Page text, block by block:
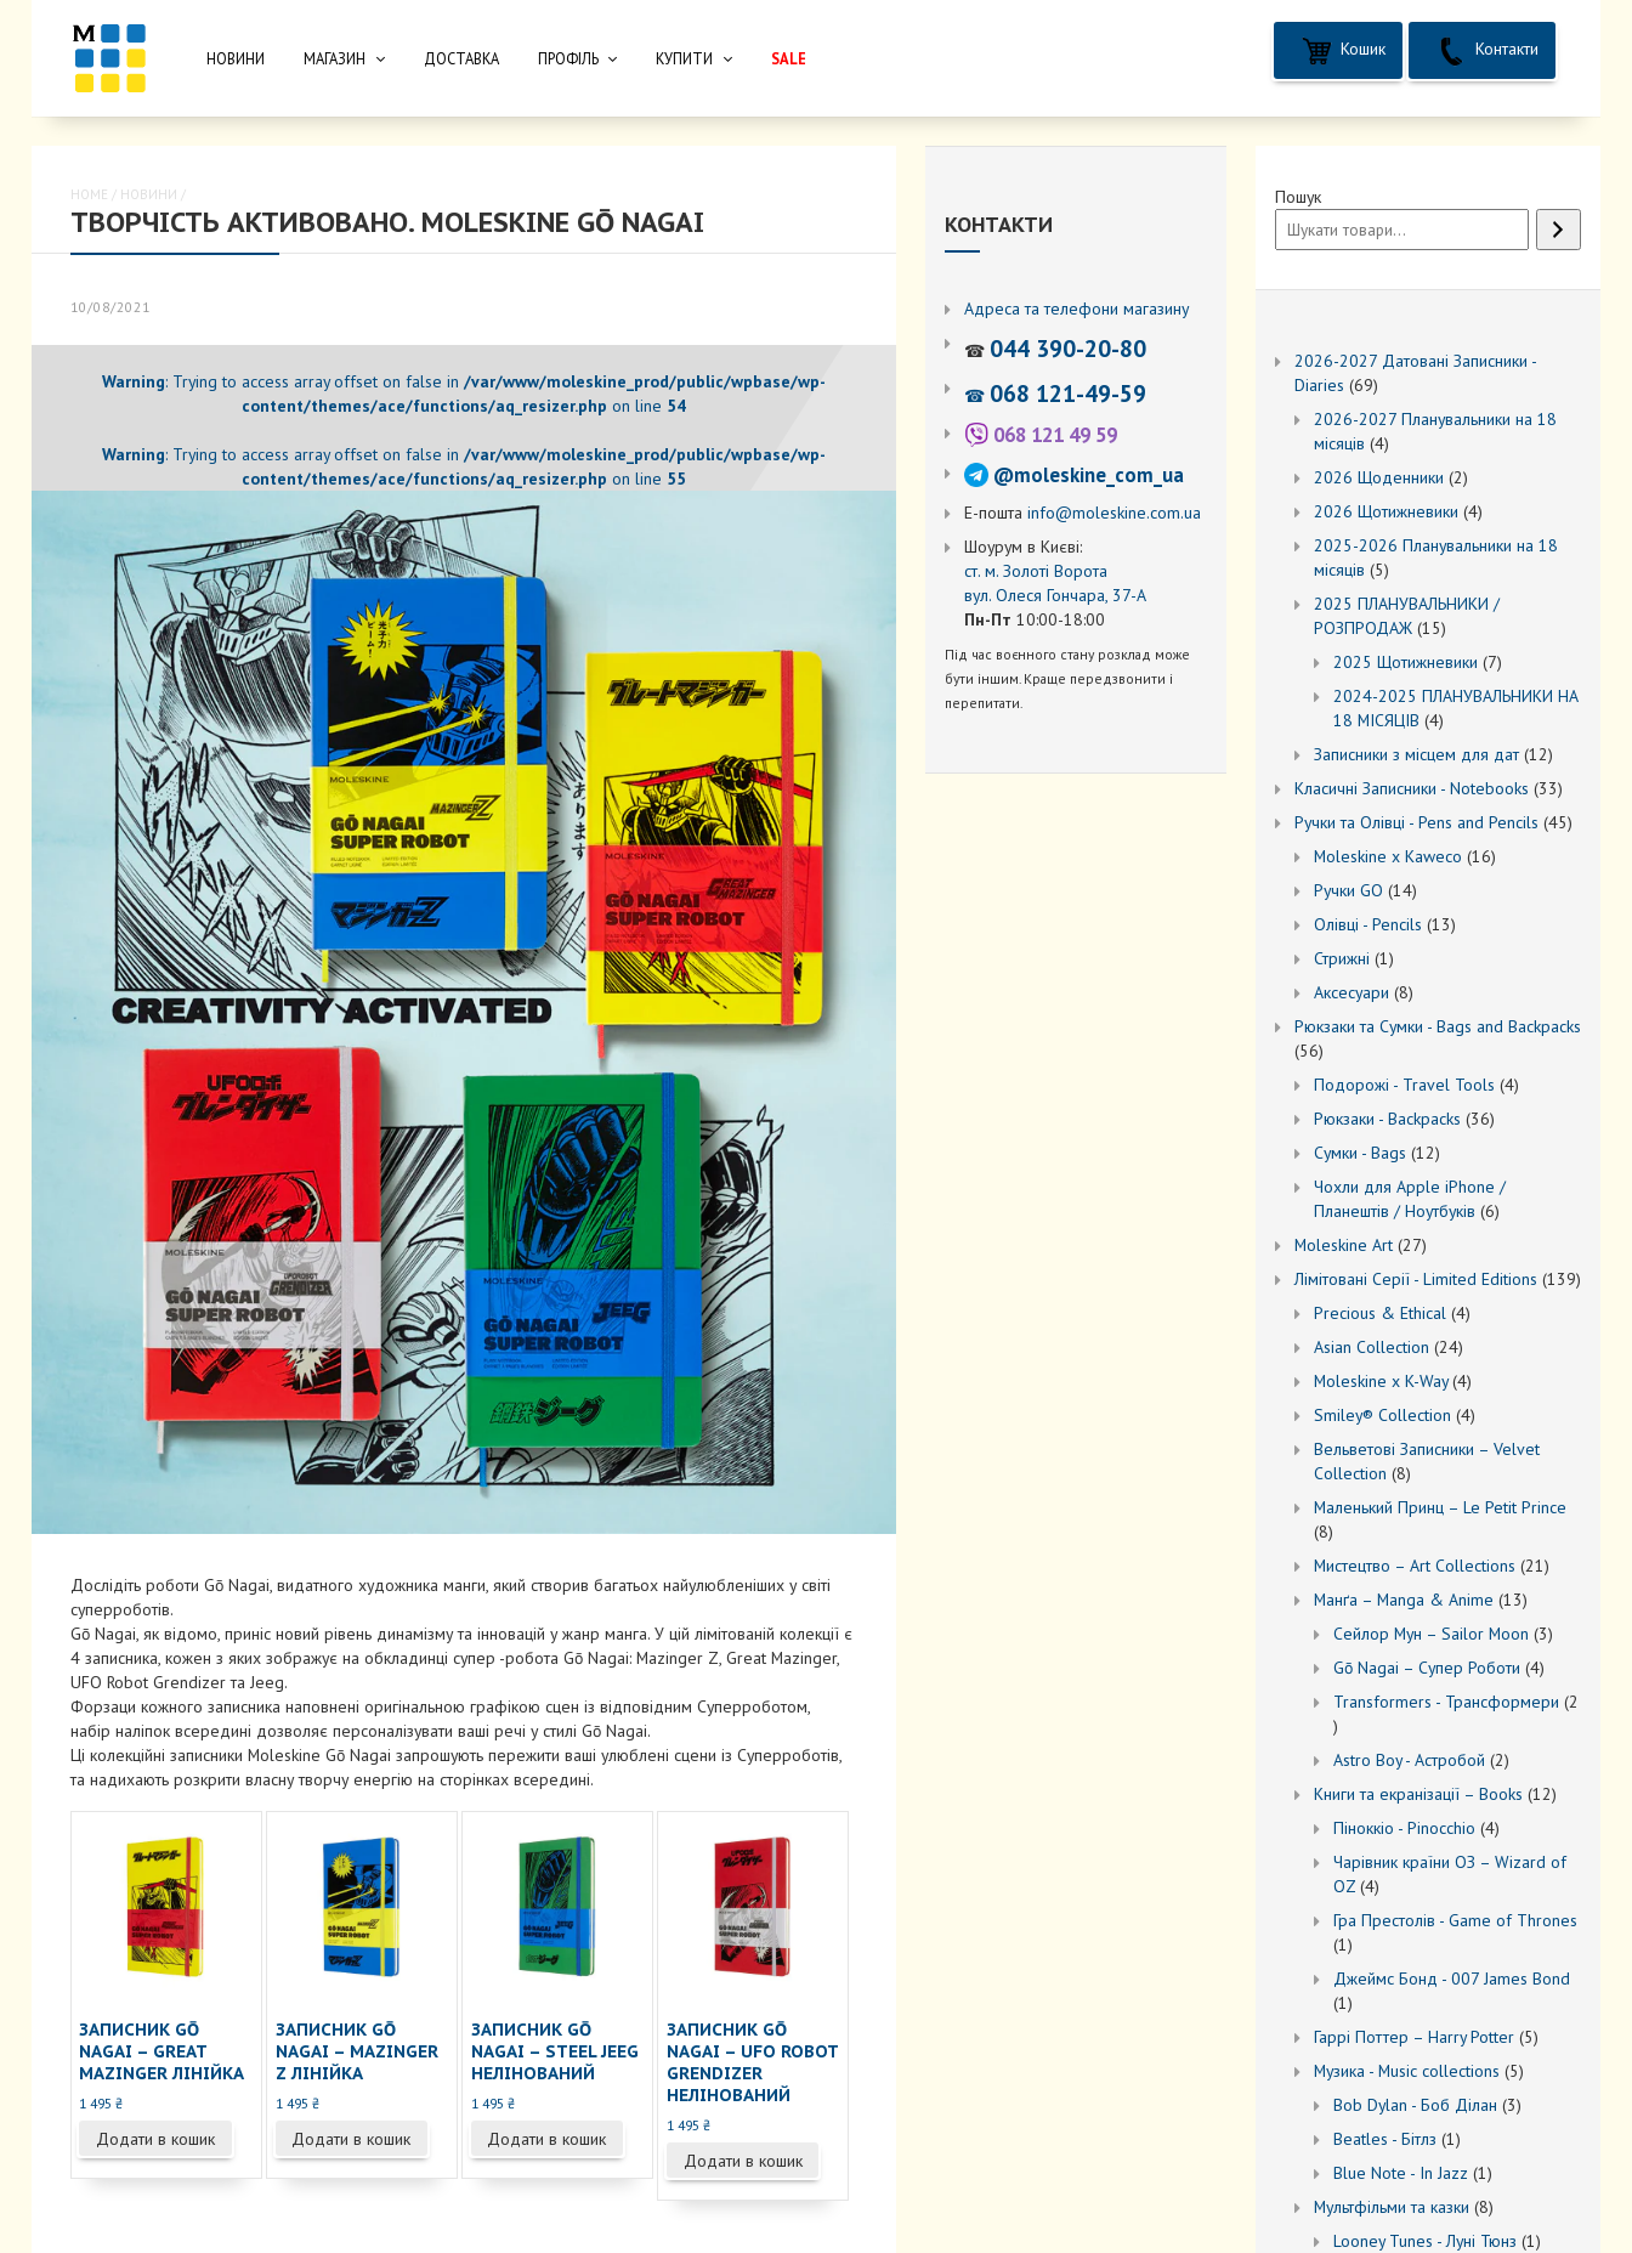
НОВИНИ МАГАЗИН ДОСТАВКА ПРОФІЛЬ КУПИТИ SALE Кошик Контакти
HOME / НОВИНИ /
ТВОРЧІСТЬ АКТИВОВАНО. MOLESKINE GŌ NAGAI
10/08/2021
Warning: Trying to access array offset on false in /var/www/moleskine_prod/public/wpbase/wp-
content/themes/ace/functions/aq_resizer.php on line 54
Warning: Trying to access array offset on false in /var/www/moleskine_prod/public/wpbase/wp-
content/themes/ace/functions/aq_resizer.php on line 55
Дослідіть роботи Gō Nagai, видатного художника манги, який створив багатьох найулюбленіших у світі
суперроботів.
Gō Nagai, як відомо, приніс новий рівень динамізму та інновацій у жанр манга. У цій лімітованій колекції є
4 записника, кожен з яких зображує на обкладинці супер -робота Gō Nagai: Mazinger Z, Great Mazinger,
UFO Robot Grendizer та Jeeg.
Форзаци кожного записника наповнені оригінальною графікою сцен із відповідним Суперроботом,
набір наліпок всередині дозволяє персоналізувати ваші речі у стилі Gō Nagai.
Ці колекційні записники Moleskine Gō Nagai запрошують пережити ваші улюблені сцени із Суперроботів,
та надихають розкрити власну творчу енергію на сторінках всередині.
ЗАПИСНИК GŌ
NAGAI – GREAT
MAZINGER ЛІНІЙКА
1 495₴
Додати в кошик
ЗАПИСНИК GŌ
NAGAI – MAZINGER
Z ЛІНІЙКА
1 495 ₴
Додати в кошик
ЗАПИСНИК GŌ
NAGAI – STEEL JEEG
НЕЛІНОВАНИЙ
1 495 ₴
Додати в кошик
ЗАПИСНИК GŌ
NAGAI – UFO ROBOT
GRENDIZER
НЕЛІНОВАНИЙ
1 495 ₴
Додати в кошик
КОНТАКТИ
Адреса та телефони магазину
☎ 044 390-20-80
☎ 068 121-49-59
068 121 49 59
@moleskine_com_ua
Е-пошта info@moleskine.com.ua
Шоурум в Києві:
ст. м. Золоті Ворота
вул. Олеся Гончара, 37-А
Пн-Пт 10:00-18:00
Під час воєнного стану розклад може
бути іншим. Краще передзвонити і
перепитати.
Пошук
2026-2027 Датовані Записники -
Diaries 6969
товарів
2026-2027 Планувальники на 18
місяців 44
2026 Щоденники 22
товари
2026 Щотижневики 44
2025-2026 Планувальники на 18
місяців 55
товарів
2025 ПЛАНУВАЛЬНИКИ /
РОЗПРОДАЖ 1515
товарів
2025 Щотижневики 77
товарів
2024-2025 ПЛАНУВАЛЬНИКИ НА
18 МІСЯЦІВ 44
Записники з місцем для дат 1212
товарів
Kласичні Записники - Notebooks 3333
товари
Ручки та Олівці - Pens and Pencils 4545
Moleskine x Kaweco 1616
Ручки GO 1414
товарів
Oлівці - Pencils 1313
Стрижні 11
товар
Аксесуари 88
товарів
Рюкзаки та Cумки - Bags and Backpacks
5656
товарів
Подорожі - Travel Tools 44
Рюкзаки - Backpacks 3636
Сумки - Bags 1212
товарів
Чохли для Apple iPhone /
Планештів / Ноутбуків 66
Moleskine Art 2727
товарів
Лiмiтовані Серії - Limited Editions 139139
Precious & Ethical 44
Asian Collection 2424
товари
Moleskine x K-Way 44
товари
Smiley® Collection 44
товари
Вельветові Записники – Velvet
Collection 88
товарів
Маленький Принц – Le Petit Prince
88
Мистецтво – Art Collections 2121
Манґа – Manga & Anime 1313
товарів
Сейлор Мун – Sailor Moon 33
Gō Nagai – Супер Роботи 44
товари
Transformers - Трансформери 2
2
товари
Astro Boy - Астробой 22
товари
Книги та екранізації – Books 1212
Піноккіо - Pinocchio 44
товари
Чарівник країни ОЗ – Wizard of
OZ 44
Гра Престолів - Game of Thrones
11
товар
Джеймс Бонд - 007 James Bond
11
товар
Гаррі Поттер – Harry Potter 55
Музика - Music collections 55
Bob Dylan - Боб Ділан 33
Beatles - Бітлз 11
товар
Blue Note - In Jazz 11
товар
Мультфільми та казки 88
товарів
Looney Tunes - Луні Тюнз 11